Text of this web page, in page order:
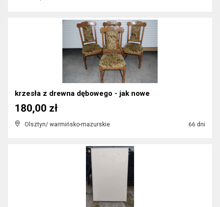
krzesła z drewna dębowego - jak nowe
Olsztyn/ warmińsko-mazurskie 66 dni
180,00 zł